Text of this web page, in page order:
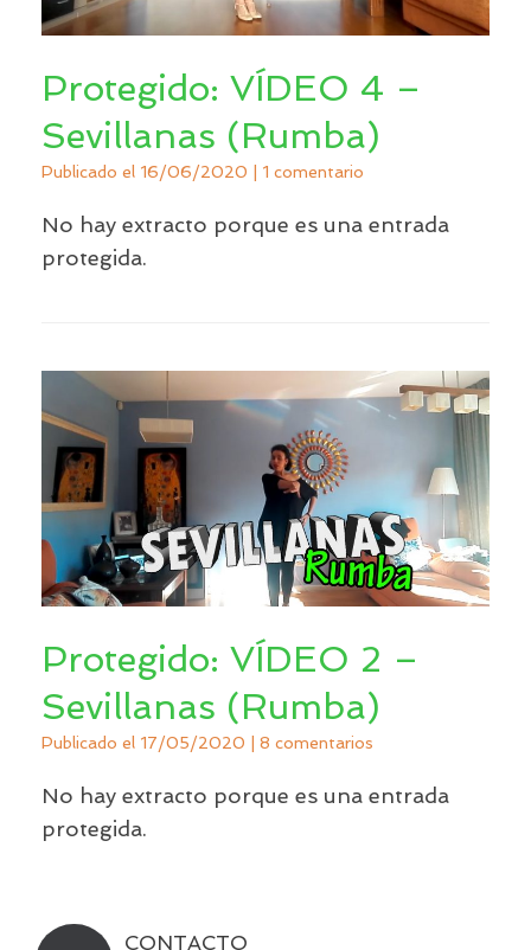
Protegido: VÍDEO 4 –
Sevillanas (Rumba)
Publicado el 16/06/2020 | 1 comentario
No hay extracto porque es una entrada
protegida.
Protegido: VÍDEO 2 –
Sevillanas (Rumba)
Publicado el 17/05/2020 8 comentarios
No hay extracto porque es una entrada
protegida.
CONTACTO